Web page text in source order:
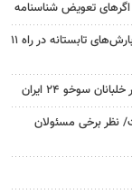
اگرهای تعویض شناسنامه
وضعیت جوی کشور در ۷۲ ساعت آینده؛ موج بارش‌های تابستانه در راه ۱۱
سوخو ۲۴ ایران
نظر برخی مسئولان